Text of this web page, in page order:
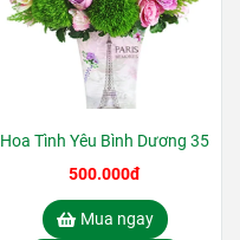
Hoa Tình Yêu Bình Dương 35
500.000đ
Mua ngay